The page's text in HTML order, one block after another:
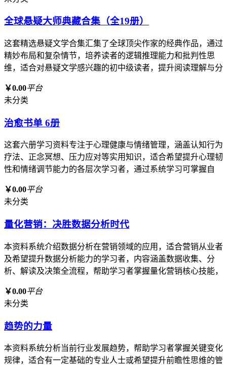
全球悬疑大师典藏合集（全19册）
这套精选悬疑文学合集汇集了全球顶尖作家的经典作品，通过
精妙布局和复杂情节，培养读者的逻辑推理能力和批判性思
维，适合对悬疑文学感兴趣的初中级读者，提升阅读理解与分
￥0.00平台
未分类
治愈书单 6册
这套六册学习资料专注于心理健康与情绪管理，涵盖认知行为
疗法、正念冥想、压力应对等实用知识，适合希望提升心理韧
性和情绪调节能力的各层次学习者，通过系统学习可掌握自
￥0.00平台
未分类
量化营销：决胜数据分析时代
本资料系统介绍数据分析在营销领域的应用，适合营销从业者
及希望提升数据分析能力的学习者，内容涵盖数据收集、分
析、解读及决策全流程，帮助学习者掌握量化营销核心技能，
￥0.00平台
未分类
趋势的力量
本资料系统分析当前行业发展趋势，帮助学习者掌握关键变化
规律，适合有一定基础的专业人士或希望提升前瞻性思维的管